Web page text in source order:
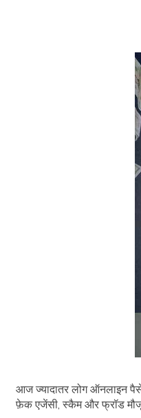
आज ज्यादातर लोग ऑनलाइन
फ़ेक एजेंसी, स्कैम और फ्रॉड